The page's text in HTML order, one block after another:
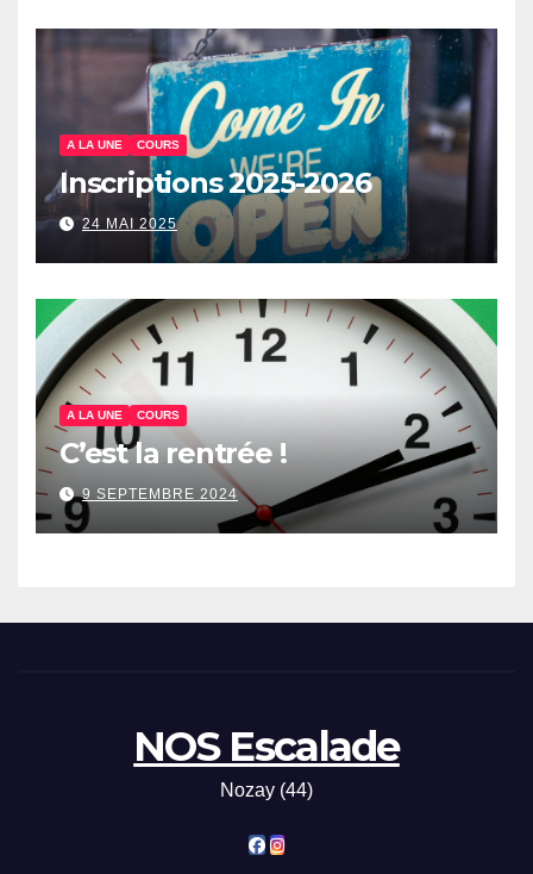
A LA UNE COURS
Inscriptions 2025-2026
24 MAI 2025
A LA UNE COURS
C’est la rentrée !
9 SEPTEMBRE 2024
NOS Escalade
Nozay (44)